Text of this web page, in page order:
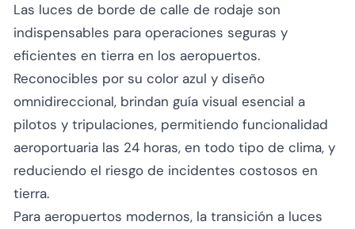
Las luces de borde de calle de rodaje son
indispensables para operaciones seguras y
eficientes en tierra en los aeropuertos.
Reconocibles por su color azul y diseño
omnidireccional, brindan guía visual esencial a
pilotos y tripulaciones, permitiendo funcionalidad
aeroportuaria las 24 horas, en todo tipo de clima, y
reduciendo el riesgo de incidentes costosos en
tierra.
Para aeropuertos modernos, la transición a luces